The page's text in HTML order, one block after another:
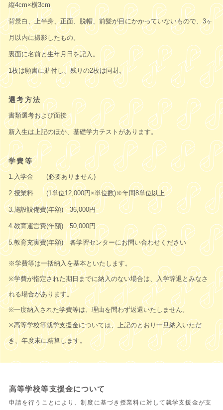
縦4cm×横3cm
背景白、上半身、正面、脱帽、前髪が目にかかっていないもので、3ヶ
月以内に撮影したもの。
裏面に名前と生年月日を記入。
1枚は願書に貼付し、残りの2枚は同封。
選考方法
書類選考および面接
新入生は上記のほか、基礎学力テストがあります。
学費等
1.入学金 (必要ありません)
2.授業料 (1単位12,000円×単位数)※年間8単位以上
3.施設設備費(年額) 36,000円
4.教育運営費(年額) 50,000円
5.教育充実費(年額) 各学習センターにお問い合わせください
※学費等は一括納入を基本といたします。
※学費が指定された期日までに納入のない場合は、入学辞退とみなさ
れる場合があります。
※一度納入された学費等は、理由を問わず返還いたしません。
※高等学校等就学支援金については、上記のとおり一旦納入いただ
き、年度末に精算します。
高等学校等支援金について
申請を行うことにより、制度に基づき授業料に対して就学支援金が支